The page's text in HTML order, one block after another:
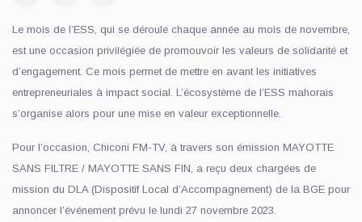
Le mois de l’ESS, qui se déroule chaque année au mois de novembre,
est une occasion privilégiée de promouvoir les valeurs de solidarité et
d’engagement. Ce mois permet de mettre en avant les initiatives
entrepreneuriales à impact social. L’écosystème de l’ESS mahorais
s’organise alors pour une mise en valeur exceptionnelle.
Pour l’occasion, Chiconi FM-TV, à travers son émission MAYOTTE
SANS FILTRE / MAYOTTE SANS FIN, a reçu deux chargées de
mission du DLA (Dispositif Local d’Accompagnement) de la BGE pour
annoncer l’événement prévu le lundi 27 novembre 2023.